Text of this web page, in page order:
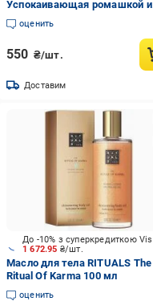
Успокаивающая ромашкой и
солодкой 100 мл
оценить
550 ₴/шт.
Доставим
1 672.95 ₴/шт.
Масло для тела RITUALS The
Ritual Of Karma 100 мл
оценить